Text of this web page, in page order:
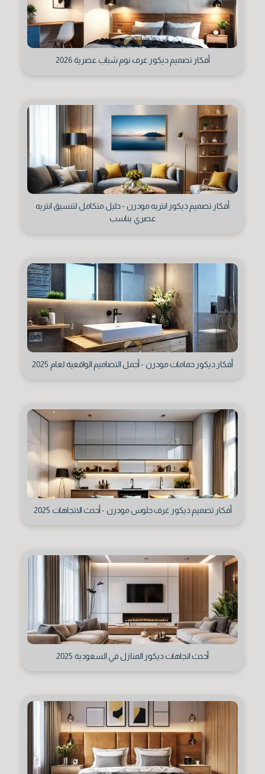
الجنسية
رقم الهاتف
أفكار تصميم ديكور غرف نوم شباب عصرية 2026
أفكار تصميم ديكور انتريه مودرن - دليل متكامل لتنسيق انتريه
عصري يناسب
أفكار ديكور حمامات مودرن - أجمل التصاميم الواقعية لعام 2025
أفكار تصميم ديكور غرف جلوس مودرن - أحدث الاتجاهات 2025
أحدث اتجاهات ديكور المنازل في السعودية 2025